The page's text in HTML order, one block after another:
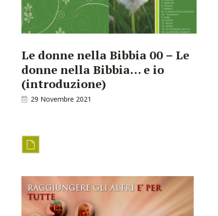
Le donne nella Bibbia 00 – Le
donne nella Bibbia… e io
(introduzione)
29 Novembre 2021